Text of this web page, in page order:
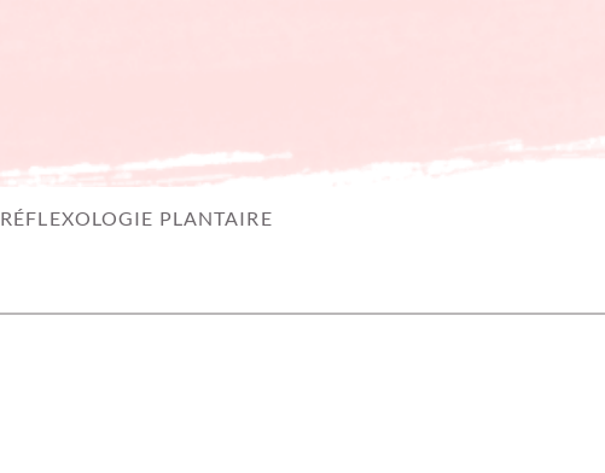
RÉFLEXOLOGIE PLANTAIRE